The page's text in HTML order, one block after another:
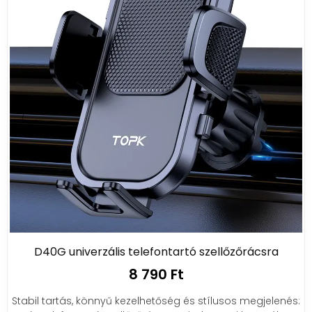
D40G univerzális telefontartó szellőzőrácsra
8 790 Ft
Stabil tartás, könnyű kezelhetőség és stílusos megjelenés: